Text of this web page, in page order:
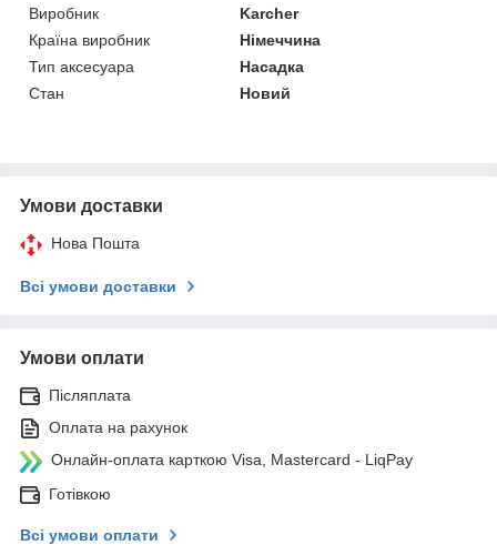
Виробник
Karcher
Країна виробник
Німеччина
Тип аксесуара
Насадка
Стан
Новий
Умови доставки
Нова Пошта
Всі умови доставки
Умови оплати
Післяплата
Оплата на рахунок
Онлайн-оплата карткою Visa, Mastercard - LiqPay
Готівкою
Всі умови оплати